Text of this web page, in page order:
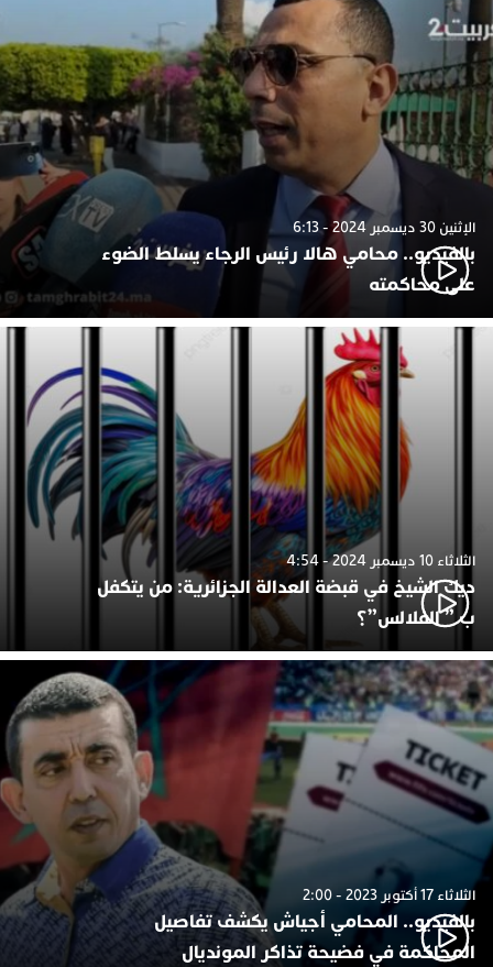
الإثنين 30 ديسمبر 2024 - 6:13
بالفيديو.. محامي هالا رئيس الرجاء يسلط الضوء
على محاكمته
الثلاثاء 10 ديسمبر 2024 - 4:54
ديك الشيخ في قبضة العدالة الجزائرية: من يتكفل
ب ” الفلالس”؟
الثلاثاء 17 أكتوبر 2023 - 2:00
بالفيديو.. المحامي أجياش يكشف تفاصيل
المحاكمة في فضيحة تذاكر المونديال